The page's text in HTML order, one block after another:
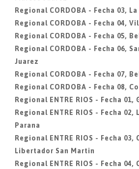
Regional CORDOBA - Fecha 03,
Regional CORDOBA - Fecha 04,
Regional CORDOBA - Fecha 05,
Regional CORDOBA - Fecha 06,
Juarez
Regional CORDOBA - Fecha 07,
Regional CORDOBA - Fecha 08,
Regional ENTRE RIOS - Fecha
Regional ENTRE RIOS - Fecha 02,
Parana
Regional ENTRE RIOS - Fecha 03,
Libertador San Martin
Regional ENTRE RIOS - Fecha 04,